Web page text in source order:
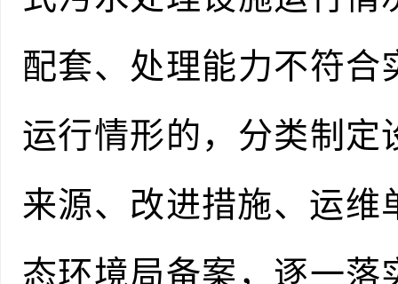
配套、处理能力不符合
运行情形的，分类制定
来源、改进措施、运维
态环境局备案，逐一落